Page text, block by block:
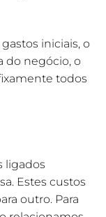
iniciais, o
do negócio, o
todos
ligados
Estes custos
outro. Para